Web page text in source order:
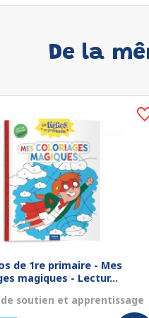
De la
de 1re primaire - Mes
magiques - Lectur...
de soutien et apprentissage